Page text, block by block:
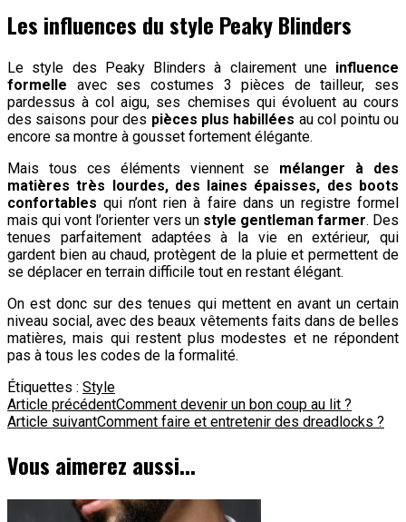
Les influences du style Peaky Blinders
Le style des Peaky Blinders à clairement une influence
formelle avec ses costumes 3 pièces de tailleur, ses
pardessus à col aigu, ses chemises qui évoluent au cours
des saisons pour des pièces plus habillées au col pointu ou
encore sa montre à gousset fortement élégante.
Mais tous ces éléments viennent se mélanger à des
matières très lourdes, des laines épaisses, des boots
confortables qui n’ont rien à faire dans un registre formel
mais qui vont l’orienter vers un style gentleman farmer. Des
tenues parfaitement adaptées à la vie en extérieur, qui
gardent bien au chaud, protègent de la pluie et permettent de
se déplacer en terrain difficile tout en restant élégant.
On est donc sur des tenues qui mettent en avant un certain
niveau social, avec des beaux vêtements faits dans de belles
matières, mais qui restent plus modestes et ne répondent
pas à tous les codes de la formalité.
Étiquettes : Style
Navigation
d'article
Article précédentComment devenir un bon coup au lit ?
Article suivantComment faire et entretenir des dreadlocks ?
Vous aimerez aussi...